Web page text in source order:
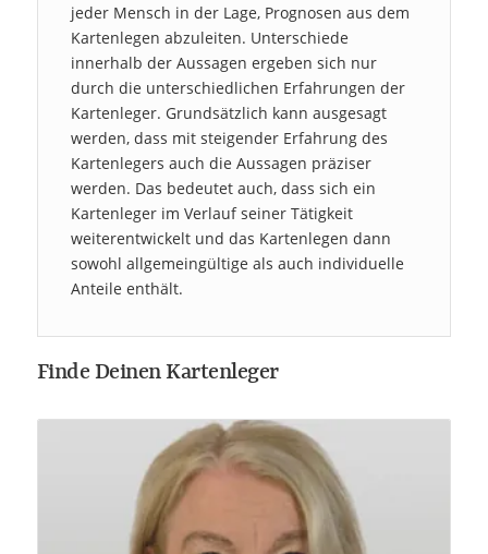
jeder Mensch in der Lage, Prognosen aus dem
Kartenlegen abzuleiten. Unterschiede
innerhalb der Aussagen ergeben sich nur
durch die unterschiedlichen Erfahrungen der
Kartenleger. Grundsätzlich kann ausgesagt
werden, dass mit steigender Erfahrung des
Kartenlegers auch die Aussagen präziser
werden. Das bedeutet auch, dass sich ein
Kartenleger im Verlauf seiner Tätigkeit
weiterentwickelt und das Kartenlegen dann
sowohl allgemeingültige als auch individuelle
Anteile enthält.
Finde Deinen Kartenleger